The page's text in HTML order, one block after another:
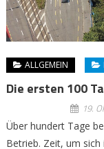
ALLGEMEIN
Die ersten 100
19.
Über hundert Tage
Betrieb. Zeit, um